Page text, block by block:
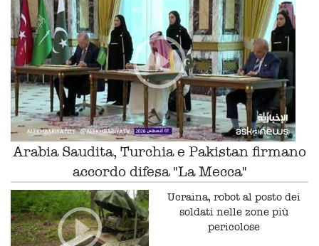
Arabia Saudita, Turchia e Pakistan firmano
accordo difesa "La Mecca"
Ucraina, robot al posto dei
soldati nelle zone più
pericolose